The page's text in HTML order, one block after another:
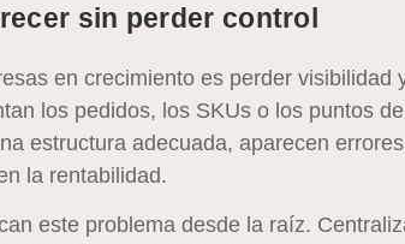
sin perder control
en crecimiento es perder visibilidad
los pedidos, los SKUs o los puntos
estructura adecuada, aparecen
la rentabilidad.
este problema desde la raíz.